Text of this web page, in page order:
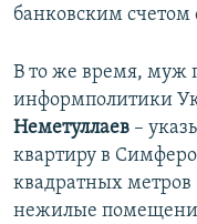
банковским счетом
В то же время, муж
информполитики
Неметуллаев –
квартиру в
квадратных
нежилые